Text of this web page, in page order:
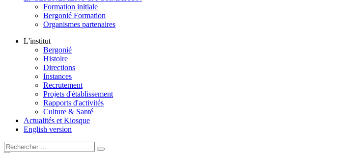
Formation initiale
Bergonié Formation
Organismes partenaires
L'institut
Bergonié
Histoire
Directions
Instances
Recrutement
Projets d'établissement
Rapports d'activités
Culture & Santé
Actualités et Kiosque
English version
Rechercher :